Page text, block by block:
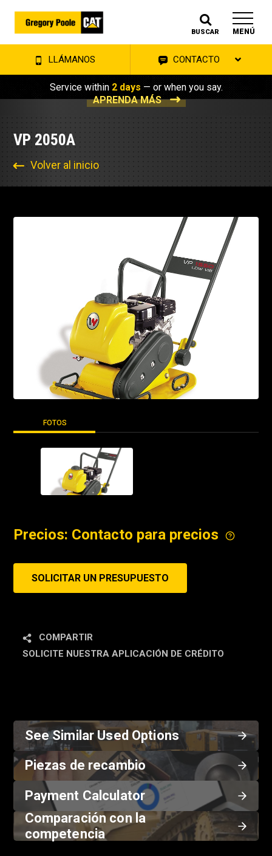
BUSCAR MENÚ
LLÁMANOS CONTACTO
Service within 2 days — or when you say.
APRENDA MÁS
VP 2050A
Volver al inicio
FOTOS
Precios: Contacto para precios
SOLICITAR UN PRESUPUESTO
COMPARTIR
SOLICITE NUESTRA APLICACIÓN DE CRÉDITO
See Similar Used Options
Piezas de recambio
Payment Calculator
Comparación con la
competencia